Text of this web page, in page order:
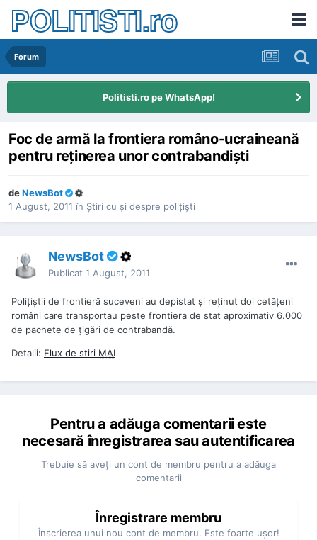
POLITISTI.ro
Forum
Politisti.ro pe WhatsApp!
Foc de armă la frontiera româno-ucraineană
pentru reţinerea unor contrabandişti
deNewsBot
1 August, 2011 în Ştiri cu şi despre poliţişti
NewsBot
Publicat 1 August, 2011
Poliţiştii de frontieră suceveni au depistat şi reţinut doi cetăţeni
români care transportau peste frontiera de stat aproximativ 6.000
de pachete de ţigări de contrabandă.
Detalii: Flux de stiri MAI
Pentru a adăuga comentarii este
necesară înregistrarea sau autentificarea
Trebuie să aveţi un cont de membru pentru a adăuga
comentarii
Înregistrare membru
Înscrierea unui nou cont de membru. Este foarte uşor!